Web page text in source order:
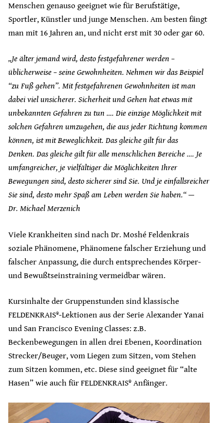
Menschen genauso geeignet wie für Berufstätige,
Sportler, Künstler und junge Menschen. Am besten fängt
man mit 16 Jahren an, und nicht erst mit 30 oder gar 60.
„Je älter jemand wird, desto festgefahrener werden –
üblicherweise – seine Gewohnheiten. Nehmen wir das Beispiel
“zu Fuß gehen”. Mit festgefahrenen Gewohnheiten ist man
dabei viel unsicherer. Sicherheit und Gehen hat etwas mit
unbekannten Gefahren zu tun …. Die einzige Möglichkeit mit
solchen Gefahren umzugehen, die aus jeder Richtung kommen
können, ist mit Beweglichkeit. Das gleiche gilt für das
Denken. Das gleiche gilt für alle menschlichen Bereiche …. Je
umfangreicher, je vielfältiger die Möglichkeiten Ihrer
Bewegungen sind, desto sicherer sind Sie. Und je einfallsreicher
Sie sind, desto mehr Spaß am Leben werden Sie haben.“ —
Dr. Michael Merzenich
Viele Krankheiten sind nach Dr. Moshé Feldenkrais
soziale Phänomene, Phänomene falscher Erziehung und
falscher Anpassung, die durch entsprechendes Körper-
und Bewußtseinstraining vermeidbar wären.
Kursinhalte der Gruppenstunden sind klassische
FELDENKRAIS®-Lektionen aus der Serie Alexander Yanai
und San Francisco Evening Classes: z.B.
Beckenbewegungen in allen drei Ebenen, Koordination
Strecker/Beuger, vom Liegen zum Sitzen, vom Stehen
zum Sitzen kommen, etc. Diese sind geeignet für “alte
Hasen” wie auch für FELDENKRAIS® Anfänger.